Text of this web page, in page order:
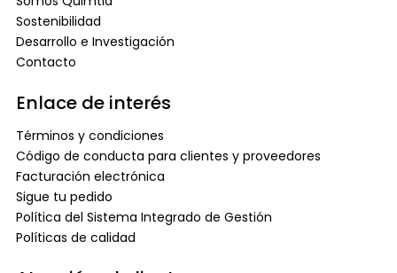
Sostenibilidad
Desarrollo e Investigación
Contacto
Enlace de interés
Términos y condiciones
Código de conducta para clientes y proveedores
Facturación electrónica
Sigue tu pedido
Política del Sistema Integrado de Gestión
Políticas de calidad